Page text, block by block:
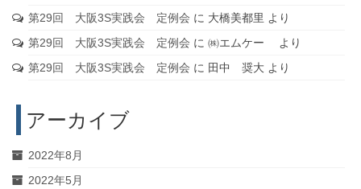
第29回 大阪3S実践会 定例会 に 大橋美都里 より
第29回 大阪3S実践会 定例会 に ㈱エムケー
より
第29回 大阪3S実践会 定例会 に 田中 奨大 より
アーカイブ
2022年8月
2022年5月